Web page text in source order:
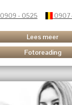
0909 - 0525
Lees meer
Fotoreading